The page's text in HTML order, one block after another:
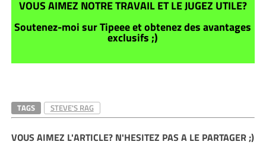
VOUS AIMEZ NOTRE TRAVAIL ET LE JUGEZ UTILE?
Soutenez-moi sur Tipeee et obtenez des avantages
exclusifs ;)
TAGS STEVE'S RAG
VOUS AIMEZ L'ARTICLE? N'HESITEZ PAS A LE PARTAGER ;)